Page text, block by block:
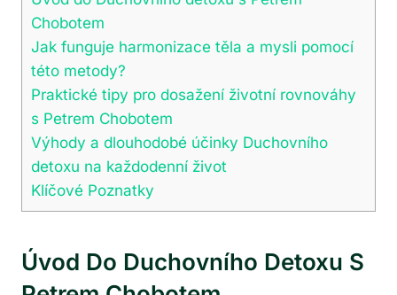
Chobotem
Jak funguje harmonizace těla a mysli pomocí
této metody?
Praktické tipy pro dosažení životní rovnováhy
s Petrem Chobotem
Výhody a dlouhodobé účinky Duchovního
detoxu na každodenní život
Klíčové Poznatky
Úvod Do Duchovního Detoxu S